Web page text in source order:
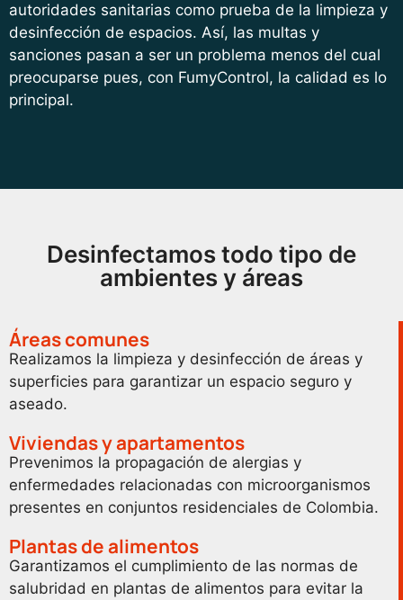
autoridades sanitarias como prueba de la limpieza y
desinfección de espacios. Así, las multas y
sanciones pasan a ser un problema menos del cual
preocuparse pues, con FumyControl, la calidad es lo
principal.
Desinfectamos todo tipo de
ambientes y áreas
Áreas comunes
Realizamos la limpieza y desinfección de áreas y
superficies para garantizar un espacio seguro y
aseado.
Viviendas y apartamentos
Prevenimos la propagación de alergias y
enfermedades relacionadas con microorganismos
presentes en conjuntos residenciales de Colombia.
Plantas de alimentos
Garantizamos el cumplimiento de las normas de
salubridad en plantas de alimentos para evitar la